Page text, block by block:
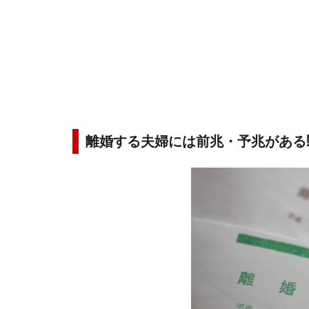
離婚する夫婦には前兆・予兆がある